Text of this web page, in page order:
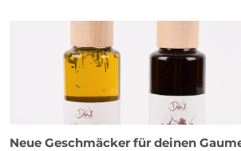
Neue Geschmäcker für deinen